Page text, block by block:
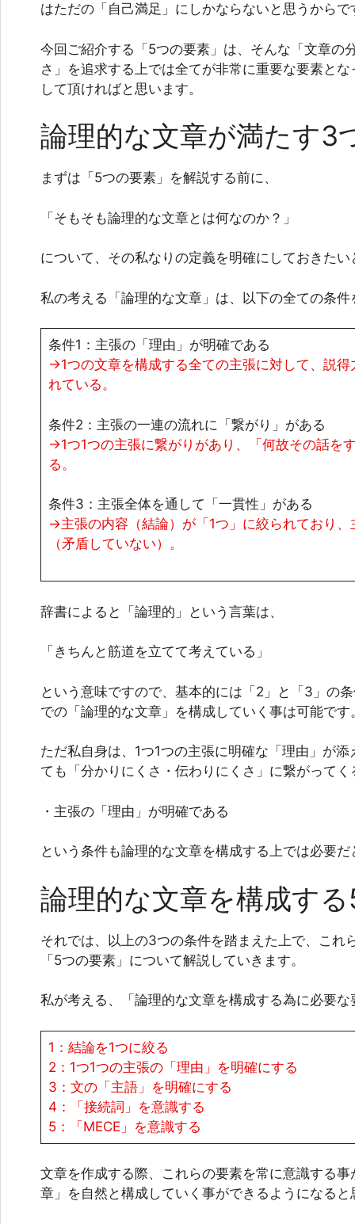
はただの「自己満足」にしかならないと思うからで
今回ご紹介する「5つの要素」は、そんな「文章の
さ」を追求する上では全てが非常に重要な要素と
して頂ければと思います。
論理的な文章が満たす3
まずは「5つの要素」を解説する前に、
「そもそも論理的な文章とは何なのか？」
について、その私なりの定義を明確にしておきたい
私の考える「論理的な文章」は、以下の全ての条
条件1：主張の「理由」が明確である
→1つの文章を構成する全ての主張に対して、説
れている。
条件2：主張の一連の流れに「繋がり」がある
→1つ1つの主張に繋がりがあり、「何故その話を
る。
条件3：主張全体を通して「一貫性」がある
→主張の内容（結論）が「1つ」に絞られており
（矛盾していない）。
辞書によると「論理的」という言葉は、
「きちんと筋道を立てて考えている」
という意味ですので、基本的には「2」と「3」の
での「論理的な文章」を構成していく事は可能です
ただ私自身は、1つ1つの主張に明確な「理由」が
ても「分かりにくさ・伝わりにくさ」に繋がってく
・主張の「理由」が明確である
という条件も論理的な文章を構成する上では必要
論理的な文章を構成す
それでは、以上の3つの条件を踏まえた上で、これ
「5つの要素」について解説していきます。
私が考える、「論理的な文章を構成する為に必要
1：結論を1つに絞る
2：1つ1つの主張の「理由」を明確にする
3：文の「主語」を明確にする
4：「接続詞」を意識する
5：「MECE」を意識する
文章を作成する際、これらの要素を常に意識する
章」を自然と構成していく事ができるようになると